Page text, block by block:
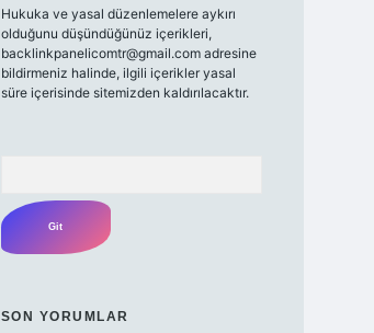
Hukuka ve yasal düzenlemelere aykırı
olduğunu düşündüğünüz içerikleri,
backlinkpanelicomtr@gmail.comadresine
bildirmeniz halinde, ilgili içerikler yasal
süre içerisinde sitemizden kaldırılacaktır.
SON YORUMLAR